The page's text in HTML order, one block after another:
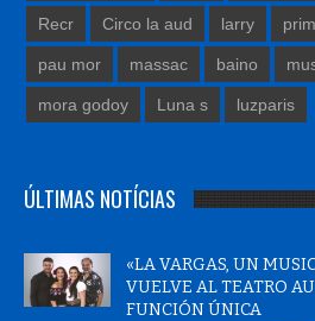
Recr Circo la aud larry
pau mor massac baino
mora godoy Luna s luzparis
ÚLTIMAS NOTÍCIAS
«LA VARGAS, UN
VUELVE AL TEATRO
FUNCIÓN ÚNICA